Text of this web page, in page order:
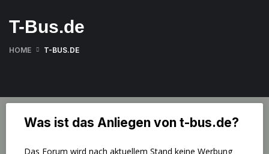
T-Bus.de
HOME T-BUS.DE
Was ist das Anliegen von t-bus.de?
Das Forum wird nach aktuellem Stand keine Werbung